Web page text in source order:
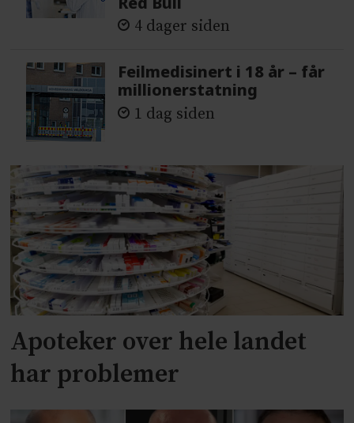
4 dager siden
Feilmedisinert i 18 år – får
millionerstatning
1 dag siden
Apoteker over hele landet
har problemer